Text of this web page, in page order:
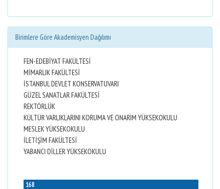
Birimlere Göre Akademisyen Dağılımı
FEN-EDEBİYAT FAKÜLTESİ
MİMARLIK FAKÜLTESİ
İSTANBUL DEVLET KONSERVATUVARI
GÜZEL SANATLAR FAKÜLTESİ
REKTÖRLÜK
KÜLTÜR VARLIKLARINI KORUMA VE ONARIM YÜKSEKOKULU
MESLEK YÜKSEKOKULU
İLETİŞİM FAKÜLTESİ
YABANCI DİLLER YÜKSEKOKULU
168